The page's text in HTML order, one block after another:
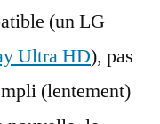
(un LG
Ultra HD), pas
(lentement)